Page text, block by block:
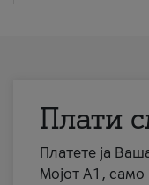
Плати
Платете ја
Мојот А1, само